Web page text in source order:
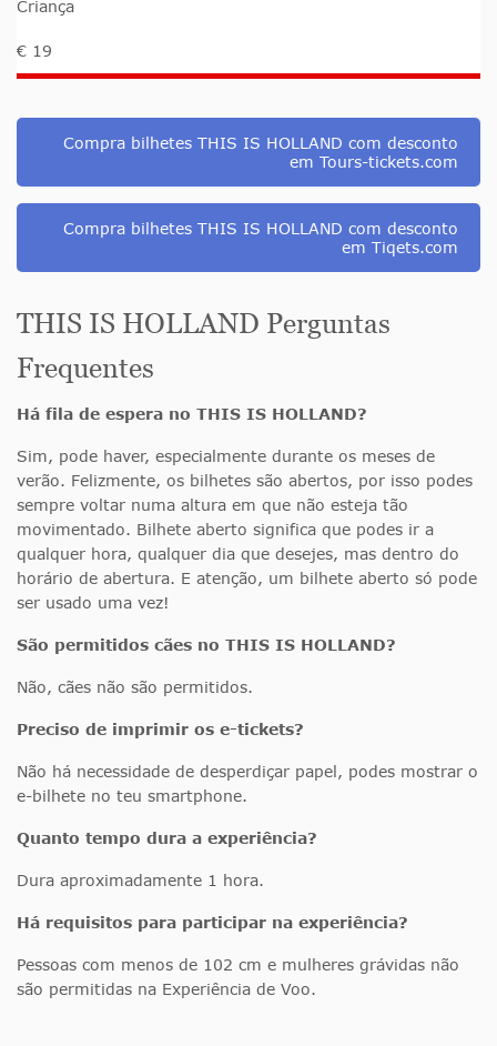
Criança
€ 19
Compra bilhetes THIS IS HOLLAND com desconto
em Tours-tickets.com
Compra bilhetes THIS IS HOLLAND com desconto
em Tiqets.com
THIS IS HOLLAND Perguntas
Frequentes
Há fila de espera no THIS IS HOLLAND?
Sim, pode haver, especialmente durante os meses de
verão. Felizmente, os bilhetes são abertos, por isso podes
sempre voltar numa altura em que não esteja tão
movimentado. Bilhete aberto significa que podes ir a
qualquer hora, qualquer dia que desejes, mas dentro do
horário de abertura. E atenção, um bilhete aberto só pode
ser usado uma vez!
São permitidos cães no THIS IS HOLLAND?
Não, cães não são permitidos.
Preciso de imprimir os e-tickets?
Não há necessidade de desperdiçar papel, podes mostrar o
e-bilhete no teu smartphone.
Quanto tempo dura a experiência?
Dura aproximadamente 1 hora.
Há requisitos para participar na experiência?
Pessoas com menos de 102 cm e mulheres grávidas não
são permitidas na Experiência de Voo.